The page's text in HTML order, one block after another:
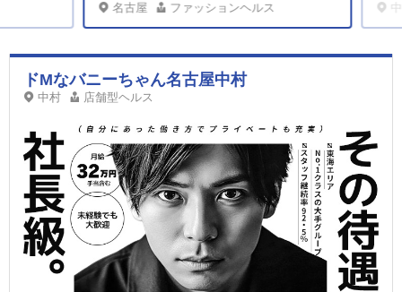
名古屋 ファッションヘルス 中村
ドМなバニーちゃん名古屋中村
中村 店舗型ヘルス